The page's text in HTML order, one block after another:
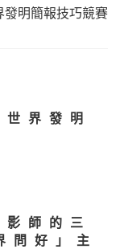
明簡報技巧競賽
界發明
師的三
問好」主